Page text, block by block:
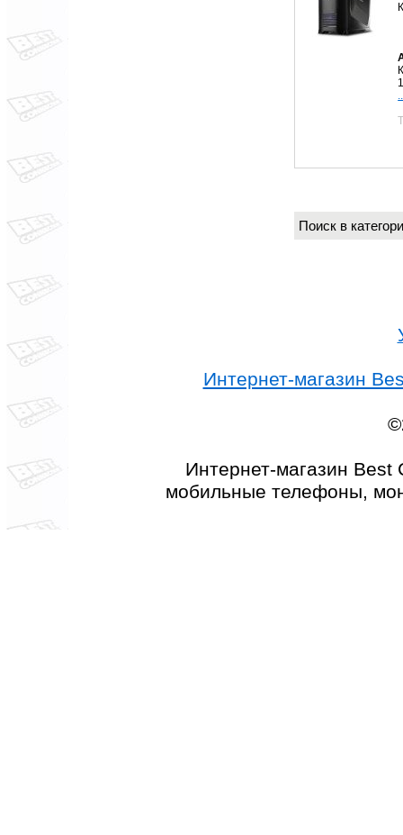
Поиск в
Интернет-магазин
Интернет-магазин Best
мобильные телефоны,